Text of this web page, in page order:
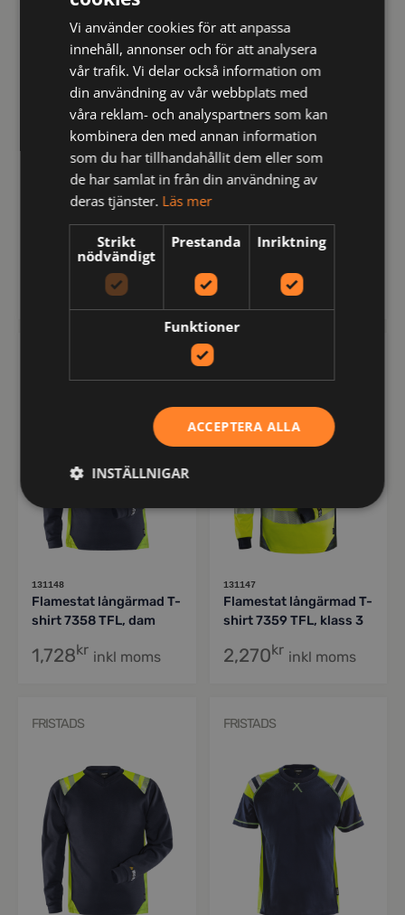
shirt 7108 TFL klass 1,
inkl moms
shirt 7357 TFL klass 3,
kr inkl moms
131148
Flamestat långärmad T-
shirt 7358 TFL, dam
1,728kr inkl moms
131147
Flamestat långärmad T-
shirt 7359 TFL, klass 3
2,270kr inkl moms
FRISTADS FRISTADS
Vi använder cookies för att anpassa
innehåll, annonser och för att analysera
vår trafik. Vi delar också information om
din användning av vår webbplats med
våra reklam- och analyspartners som kan
kombinera den med annan information
som du har tillhandahållit dem eller som
de har samlat in från din användning av
deras tjänster. Läs mer
Strikt
nödvändigt
Prestanda Inriktning
Funktioner
ACCEPTERA ALLA
INSTÄLLNIGAR